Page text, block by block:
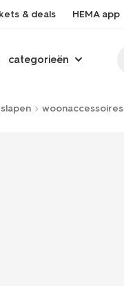
& deals HEMA app
categorieën
woonaccessoires